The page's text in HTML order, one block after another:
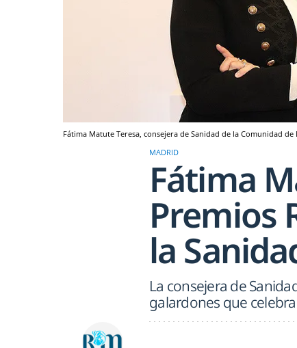
Fátima Matute Teresa, consejera de Sanidad de la Comunidad de
MADRID
Fátima
Premios
la
La consejera de
galardones que